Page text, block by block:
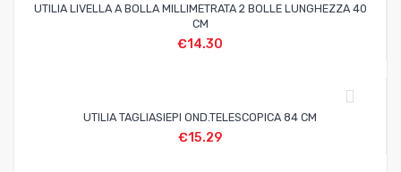
UTILIA LIVELLA A BOLLA MILLIMETRATA 2 BOLLE LUNGHEZZA 40
CM
€14.30
UTILIA TAGLIASIEPI OND.TELESCOPICA 84 CM
€15.29